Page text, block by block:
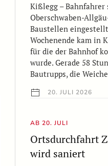
Kißlegg – Bahnfahrer
Oberschwaben-
Baustellen
Wochenende kam in
für die der Bahnhof
wurde. Gerade 58
Bautrupps, die
20. JULI 2026
AB 20. JULI
Ortsdurchfahrt
wird saniert